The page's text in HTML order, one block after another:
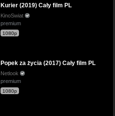
Kurier (2019) Cały film PL
KinoSwiat
premium
1080p
Popek za życia (2017) Cały film PL
Netlook
premium
1080p